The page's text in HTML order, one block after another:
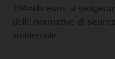
104mila euro, si
delle normative di
ambientale.